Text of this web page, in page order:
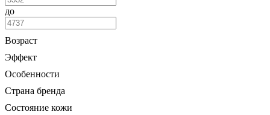
до
Возраст
Эффект
Особенности
Страна бренда
Состояние кожи